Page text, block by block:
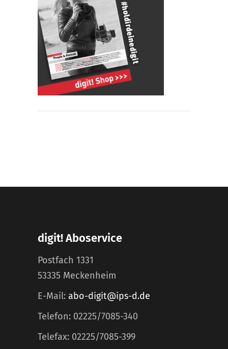
digit! Aboservice
Postfach 1331
53335 Meckenheim
E-Mail: abo-digit@ips-d.de
Telefon: 02225/7085-340
Telefax: 02225/7085-399